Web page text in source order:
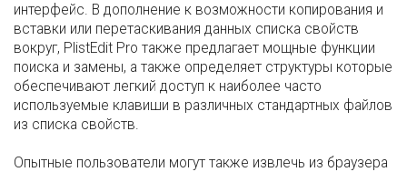
интерфейс. В дополнение к возможности копирования и
вставки или перетаскивания данных списка свойств
вокруг, PlistEdit Pro также предлагает мощные функции
поиска и замены, а также определяет структуры которые
обеспечивают легкий доступ к наиболее часто
используемые клавиши в различных стандартных файлов
из списка свойств.
Опытные пользователи могут также извлечь из браузера